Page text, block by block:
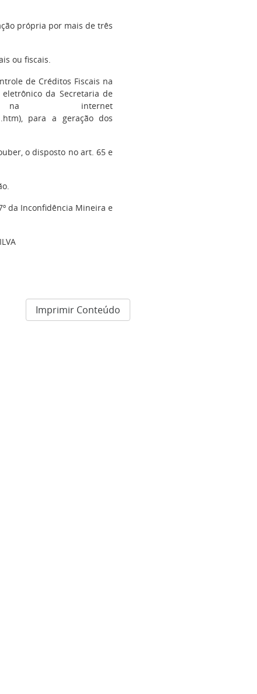
própria por mais de três
ou fiscais.
de Créditos Fiscais na
eletrônico da Secretaria de
internet
para a geração dos
o disposto no art. 65 e
da Inconfidência Mineira e
Imprimir Conteúdo